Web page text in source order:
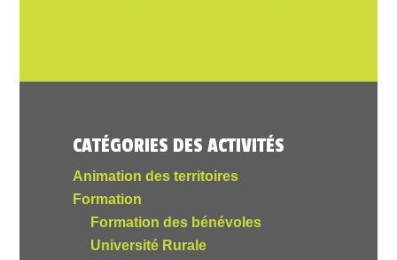
CATÉGORIES DES ACTIVITÉS
Animation des territoires
Formation
Formation des bénévoles
Université Rurale